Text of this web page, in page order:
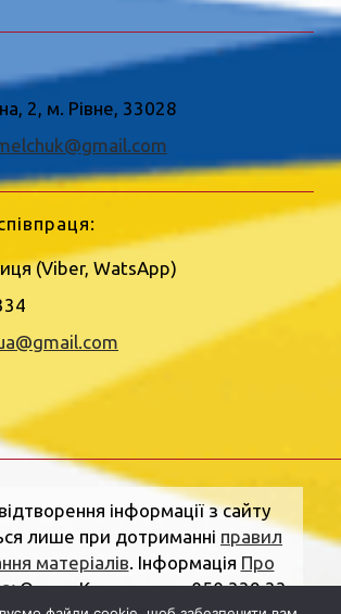
2, м. Рівне, 33028
(Viber, WatsApp)
інформації з сайту
лише при дотриманні правил
матеріалів . Інформація Про
Олена Копиця, тел. 050 339 33